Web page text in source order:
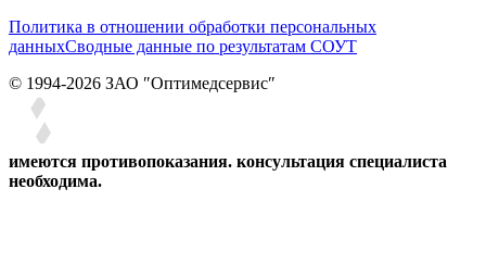
Политика в отношении обработки персональных
данныхСводные данные по результатам СОУТ
© 1994-2026 ЗАО ″Оптимедсервис″
имеются противопоказания. консультация специалиста
необходима.